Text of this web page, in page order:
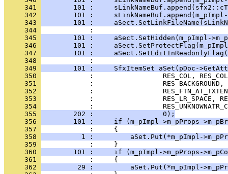
     341
101 :
     342
101 :
     343
101 :
     344
     345
101 :     aSect.SetHidden(m_pImpl-
     346
101 :
     347
101 :
     348
     349
101 :     SfxItemSet aSet(pDoc-
     350
     351
     352
     353
     354
     355
        202 :                 0);
     356
101 :     if (m_pImpl->m_pProps-
     357
     358
1 :         aSet.Put(*m_pImpl-
     359
     360
101 :     if (m_pImpl->m_pProps-
     361
     362
29 :         aSet.Put(*m_pImpl-